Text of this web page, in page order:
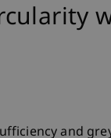
and